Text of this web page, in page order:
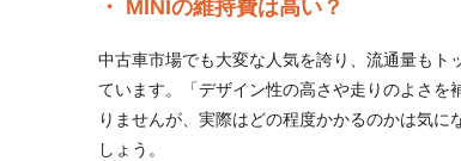
MINIの維持費は高い？
中古車市場でも大変な人気を誇り、流通量も
ています。「デザイン性の高さや走りのよさ
りませんが、実際はどの程度かかるのかは気
しょう。